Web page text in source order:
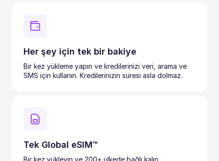
Her şey için tek bir bakiye
Bir kez yükleme yapın ve kredilerinizi veri, arama ve
SMS için kullanın. Kredilerinizin süresi asla dolmaz.
Tek Global eSIM™
Bir kez yükleyin ve 200+ ülkede bağlı kalın.